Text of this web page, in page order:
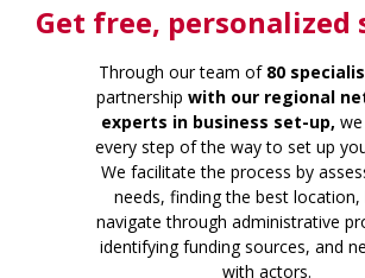
Get free, personalized
Through our team of 80
partnership with our regional
experts in business set-up,
every step of the way to set up
We facilitate the process by
needs, finding the best location,
navigate through administrative
identifying funding sources, and
with actors.